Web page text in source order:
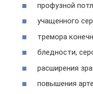
профузной
учащенного
тремора
бледности,
расширения
повышения